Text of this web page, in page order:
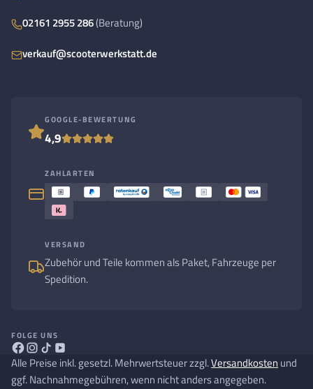
02161 2955 286(Beratung)
verkauf@scooterwerkstatt.de
GOOGLE-BEWERTUNG
4,9
ZAHLARTEN
VERSAND
Zubehör und Teile kommen als Paket, Fahrzeuge per
Spedition.
FOLGE UNS
Alle Preise inkl. gesetzl. Mehrwertsteuer zzgl.Versandkosten und
ggf. Nachnahmegebühren, wenn nicht anders angegeben.